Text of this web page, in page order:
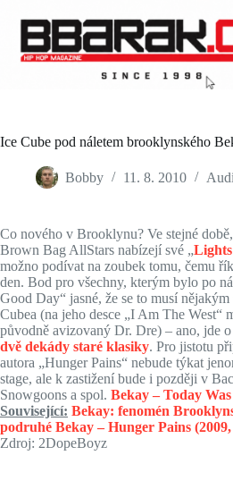
content
Ice Cube pod náletem brooklynského
Bobby 11. 8. 2010
Co nového v Brooklynu? Ve stejné
Brown Bag AllStars nabízejí své „
možno podívat na zoubek tomu, čemu
den. Bod pro všechny, kterým bylo po
Good Day“ jasné, že se to musí
Cubea (na jeho desce „I Am The West“
původně avizovaný Dr. Dre) – ano, jde
dvě dekády staré klasiky. Pro jistotu
autora „Hunger Pains“ nebude týkat
stage, ale k zastižení bude i později v
Snowgoons a spol. Bekay – Today
Související: Bekay: fenomén
podruhé Bekay – Hunger Pains
Zdroj: 2DopeBoyz